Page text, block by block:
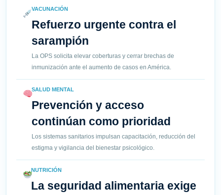
VACUNACIÓN
Refuerzo urgente contra el
sarampión
La OPS solicita elevar coberturas y cerrar brechas de
inmunización ante el aumento de casos en América.
SALUD MENTAL
Prevención y acceso
continúan como prioridad
Los sistemas sanitarios impulsan capacitación, reducción del
estigma y vigilancia del bienestar psicológico.
NUTRICIÓN
La seguridad alimentaria exige